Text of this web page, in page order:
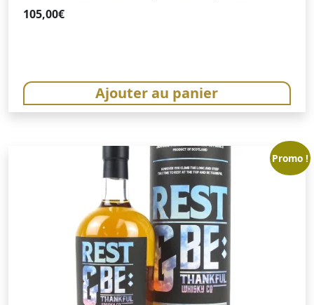
105,00€
Ajouter au panier
Promo !